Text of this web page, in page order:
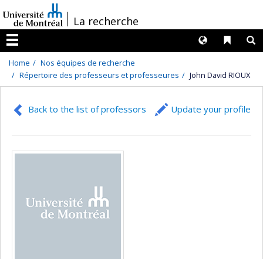
au
contenu
/La recherche
Menu
Liens
Langues
Home
Nos équipes de recherche
Répertoire des professeurs et professeures
John David RIOUX
Back to the list of professors Update your profile